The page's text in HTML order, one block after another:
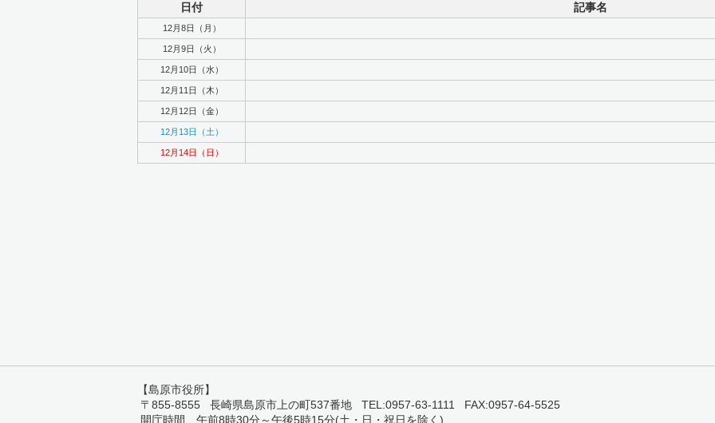
日付 記事名
12月8日（月）
12月9日（火）
12月10日（水）
12月11日（木）
12月12日（金）
12月13日（土）
12月14日（日）
【島原市役所】
〒855-8555 長崎県島原市上の町537番地 TEL:0957-63-1111 FAX:0957-64-5525
開庁時間 午前8時30分～午後5時15分(土・日・祝日を除く)